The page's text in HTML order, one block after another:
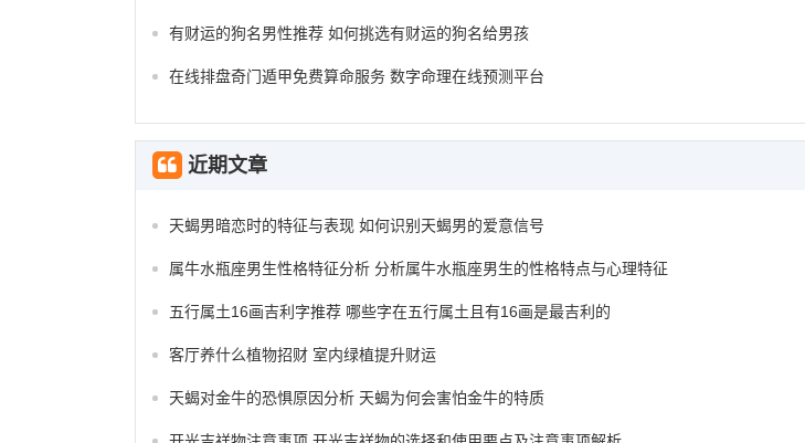
有财运的狗名男性推荐 如何挑选有财运的狗名给男孩
在线排盘奇门遁甲免费算命服务 数字命理在线预测平台
近期文章
天蝎男暗恋时的特征与表现 如何识别天蝎男的爱意信号
属牛水瓶座男生性格特征分析 分析属牛水瓶座男生的性格特点与心理特征
五行属土16画吉利字推荐 哪些字在五行属土且有16画是最吉利的
客厅养什么植物招财 室内绿植提升财运
天蝎对金牛的恐惧原因分析 天蝎为何会害怕金牛的特质